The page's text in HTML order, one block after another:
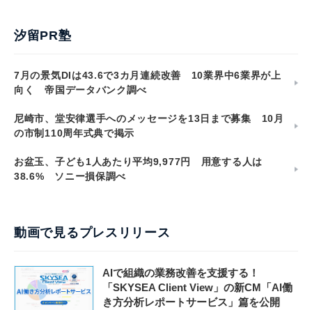
汐留PR塾
7月の景気DIは43.6で3カ月連続改善 10業界中6業界が上
向く 帝国データバンク調べ
尼崎市、堂安律選手へのメッセージを13日まで募集 10月
の市制110周年式典で掲示
お盆玉、子ども1人あたり平均9,977円 用意する人は
38.6% ソニー損保調べ
動画で見るプレスリリース
AIで組織の業務改善を支援する！
「SKYSEA Client View」の新CM「AI働
き方分析レポートサービス」篇を公開